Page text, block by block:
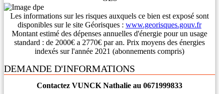
Les informations sur les risques auxquels ce bien est exposé sont
disponibles sur le site Géorisques : www.georisques.gouv.fr
Montant estimé des dépenses annuelles d'énergie pour un usage
standard : de 2000€ a 2770€ par an. Prix moyens des énergies
indexés sur l'année 2021 (abonnements compris)
DEMANDE D'INFORMATIONS
Contactez VUNCK Nathalie au 0671999833